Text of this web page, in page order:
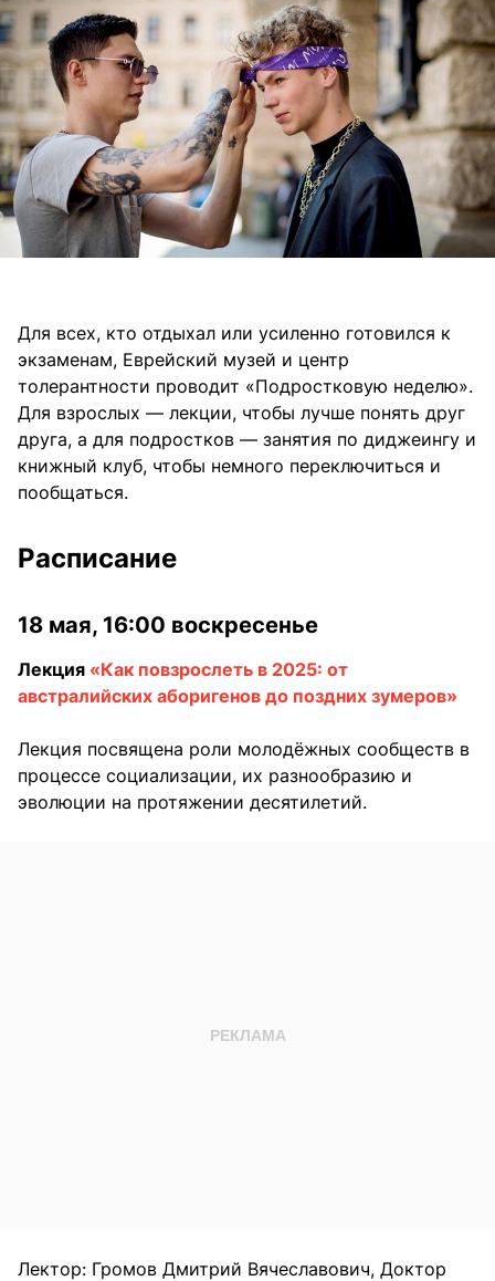
Для всех, кто отдыхал или усиленно готовился к
экзаменам, Еврейский музей и центр
толерантности проводит «Подростковую неделю».
Для взрослых — лекции, чтобы лучше понять друг
друга, а для подростков — занятия по диджеингу и
книжный клуб, чтобы немного переключиться и
пообщаться.
Расписание
18 мая, 16:00 воскресенье
Лекция «Как повзрослеть в 2025: от
австралийских аборигенов до поздних зумеров»
Лекция посвящена роли молодёжных сообществ в
процессе социализации, их разнообразию и
эволюции на протяжении десятилетий.
Лектор: Громов Дмитрий Вячеславович, Доктор